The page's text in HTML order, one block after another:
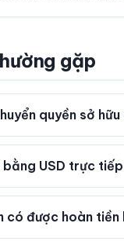
gặp
quyền sở
USD trực
có được hoàn tiền